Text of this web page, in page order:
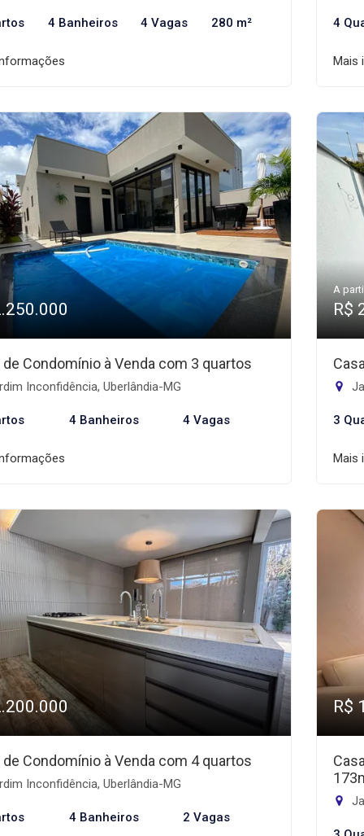
4 Banheiros 4 Vagas 280 m² 4
Mais
de Condomínio à Venda com 3 quartos
Inconfidência, Uberlândia-MG
4 Banheiros 4 Vagas
A
R$
3
Mais
de Condomínio à Venda com 4 quartos
Inconfidência, Uberlândia-MG
4 Banheiros 2 Vagas
R$